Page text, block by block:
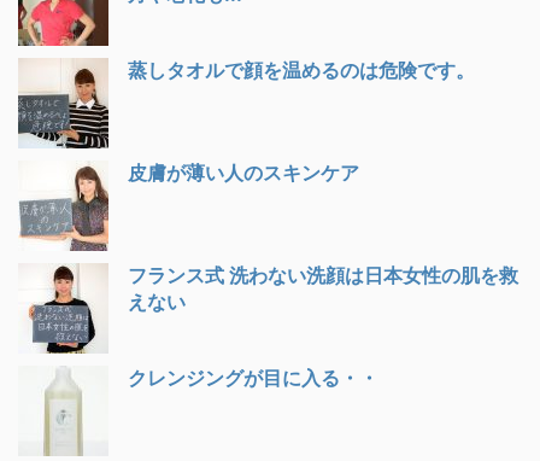
蒸しタオルで顔を温めるのは危険です。
皮膚が薄い人のスキンケア
フランス式 洗わない洗顔は日本女性の肌を救
えない
クレンジングが目に入る・・